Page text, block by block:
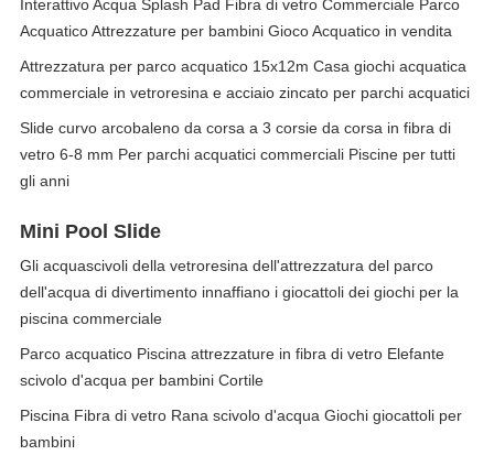
Interattivo Acqua Splash Pad Fibra di vetro Commerciale Parco
Acquatico Attrezzature per bambini Gioco Acquatico in vendita
Attrezzatura per parco acquatico 15x12m Casa giochi acquatica
commerciale in vetroresina e acciaio zincato per parchi acquatici
Slide curvo arcobaleno da corsa a 3 corsie da corsa in fibra di
vetro 6-8 mm Per parchi acquatici commerciali Piscine per tutti
gli anni
Mini Pool Slide
Gli acquascivoli della vetroresina dell'attrezzatura del parco
dell'acqua di divertimento innaffiano i giocattoli dei giochi per la
piscina commerciale
Parco acquatico Piscina attrezzature in fibra di vetro Elefante
scivolo d'acqua per bambini Cortile
Piscina Fibra di vetro Rana scivolo d'acqua Giochi giocattoli per
bambini